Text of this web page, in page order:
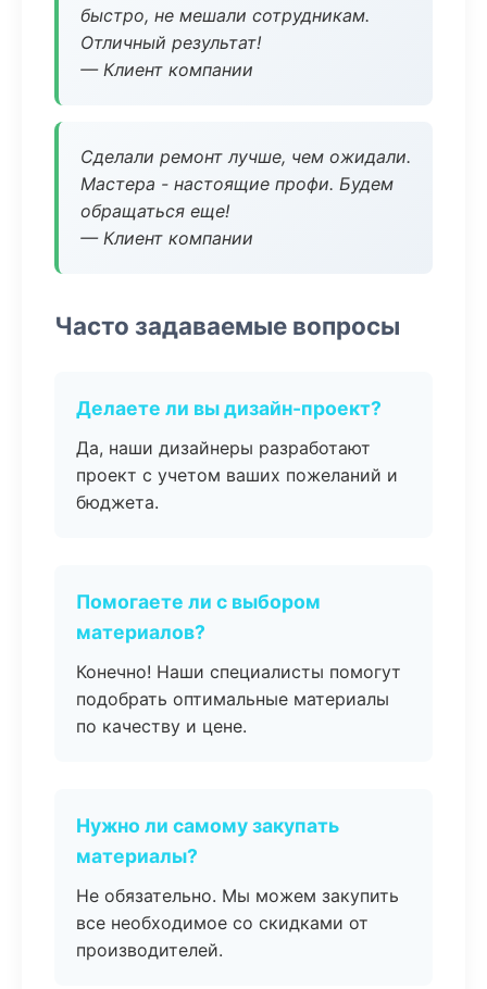
быстро, не мешали сотрудникам.
Отличный результат!
— Клиент компании
Сделали ремонт лучше, чем ожидали.
Мастера - настоящие профи. Будем
обращаться еще!
— Клиент компании
Часто задаваемые вопросы
Делаете ли вы дизайн-проект?
Да, наши дизайнеры разработают
проект с учетом ваших пожеланий и
бюджета.
Помогаете ли с выбором
материалов?
Конечно! Наши специалисты помогут
подобрать оптимальные материалы
по качеству и цене.
Нужно ли самому закупать
материалы?
Не обязательно. Мы можем закупить
все необходимое со скидками от
производителей.